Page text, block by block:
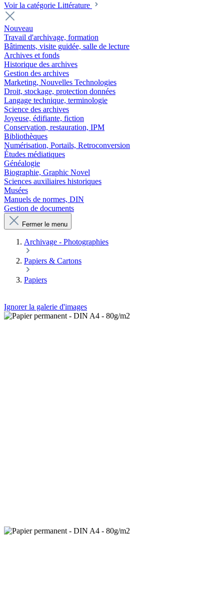
Voir la catégorie Littérature
Nouveau
Travail d'archivage, formation
Bâtiments, visite guidée, salle de lecture
Archives et fonds
Historique des archives
Gestion des archives
Marketing, Nouvelles Technologies
Droit, stockage, protection données
Langage technique, terminologie
Science des archives
Joyeuse, édifiante, fiction
Conservation, restauration, IPM
Bibliothèques
Numérisation, Portails, Retroconversion
Études médiatiques
Généalogie
Biographie, Graphic Novel
Sciences auxiliaires historiques
Musées
Manuels de normes, DIN
Gestion de documents
Fermer le menu
Archivage - Photographies
Papiers & Cartons
Papiers
Ignorer la galerie d'images